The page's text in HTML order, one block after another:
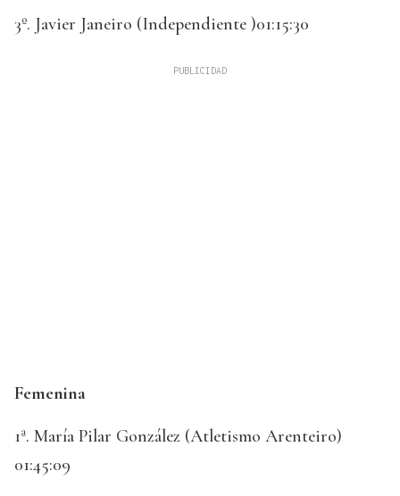
3º. Javier Janeiro (Independiente )01:15:30
Femenina
1ª. María Pilar González (Atletismo Arenteiro)
01:45:09